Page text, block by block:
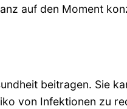
auf den Moment
beitragen. Sie
von Infektionen zu